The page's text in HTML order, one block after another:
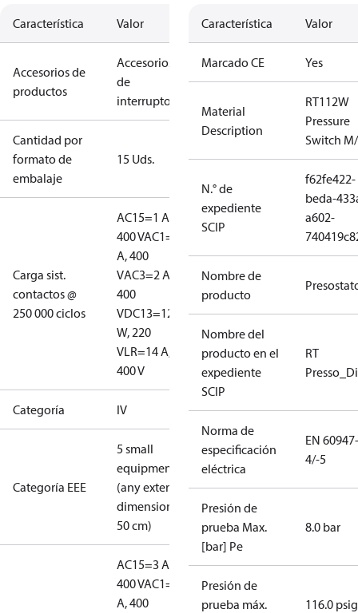
Característica Valor
Accesorios de
productos
Accesorios
de
interruptores
Cantidad por
formato de
embalaje
15 Uds.
Carga sist.
contactos @
250 000 ciclos
AC15=1 A,
400 VAC1=10
A, 400
VAC3=2 A,
400
VDC13=12
W, 220
VLR=14 A,
400 V
Categoría IV
Categoría EEE
5 small
equipment
(any external
dimension <
50 cm)
AC15=3 A,
400 VAC1=10
A, 400
Característica Valor
Marcado CE Yes
Material
Description
RT112W
Pressure
Switch
N.° de
expediente
SCIP
f62fe422-
beda-
a602-
Nombre de
producto
Nombre del
producto en el
expediente
SCIP
RT
Norma de
especificación
eléctrica
EN 60947-
4/-5
Presión de
prueba Max.
[bar] Pe
8.0 bar
Presión de
prueba máx.
116.0 psig